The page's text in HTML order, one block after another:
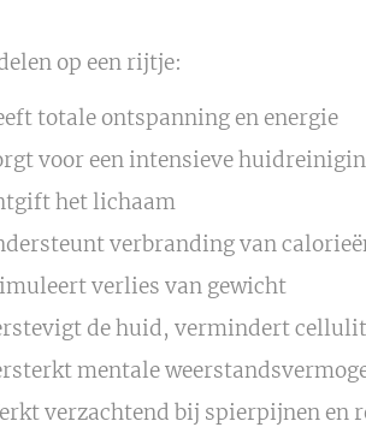
op een rijtje:
totale ontspanning en energie
voor een intensieve
het lichaam
verbranding van
verlies van gewicht
de huid, vermindert
mentale
verzachtend bij spierpijnen en